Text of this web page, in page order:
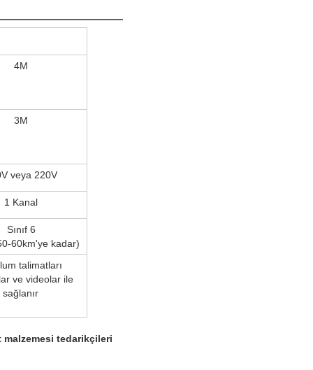
4M
3M
veya 220V
1 Kanal
Sınıf 6
60km'ye kadar)
talimatları
ve videolar ile
sağlanır
malzemesi tedarikçileri